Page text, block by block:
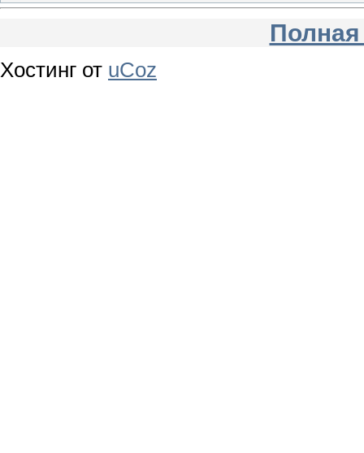
Полная
Хостинг от uCoz